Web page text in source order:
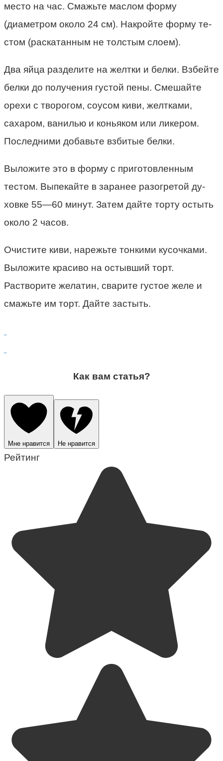
место на час. Смажьте маслом форму
(диаметром около 24 см). Накройте форму те­
стом (раскатанным не толстым сло­ем).
Два яйца разделите на желтки и белки. Взбейте
белки до получе­ния густой пены. Смешайте
орехи с творогом, соусом киви, желтками,
сахаром, ванилью и коньяком или ликером.
Последними добавьте взбитые белки.
Выложите это в форму с приготовленным
тестом. Выпекайте в заранее разогретой ду­
ховке 55—60 минут. Затем дайте торту остыть
около 2 часов.
Очистите киви, нарежьте тонкими кусочками.
Выложите красиво на остывший торт.
Растворите жела­тин, сварите густое желе и
смажьте им торт. Дайте застыть.
Как вам статья?
Мне нравится Не нравится
Рейтинг